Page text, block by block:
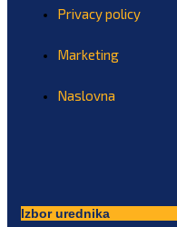
Privacy policy
Marketing
Naslovna
Izbor urednika